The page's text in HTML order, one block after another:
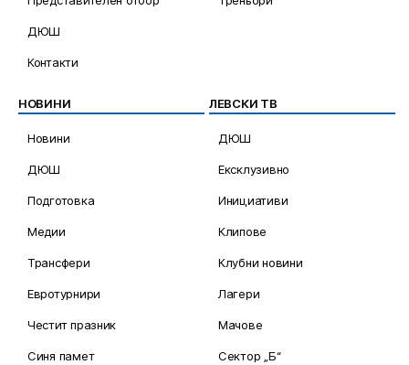
ДЮШ
Контакти
НОВИНИ
Новини
ДЮШ
Подготовка
Медии
Трансфери
Евротурнири
Честит празник
Синя памет
ЛЕВСКИ ТВ
ДЮШ
Ексклузивно
Инициативи
Клипове
Клубни новини
Лагери
Мачове
Сектор „Б“